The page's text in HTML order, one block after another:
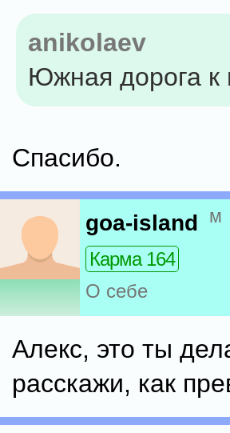
anikolaev
Южная дорога к
Спасибо.
goa-island м
Карма 164
О себе
Алекс, это ты
расскажи, как